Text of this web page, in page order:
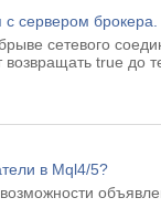
сервером брокера.
сетевого
true до
в Mql4/5?